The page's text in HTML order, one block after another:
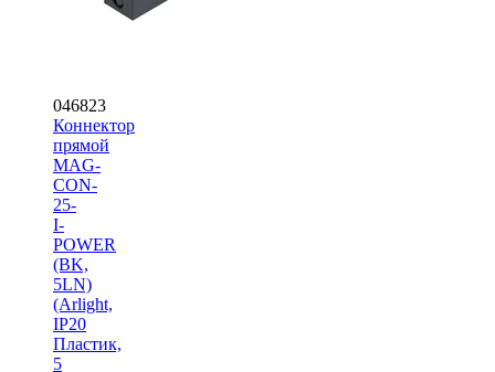
046823
Коннектор
прямой
MAG-
CON-
25-
I-
POWER
(BK,
5LN)
(Arlight,
IP20
Пластик,
5